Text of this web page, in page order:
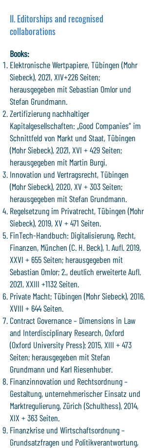
II. Editorships and recognised
collaborations
Books:
Elektronische Wertpapiere, Tübingen (Mohr
Siebeck), 2021, XIV+226 Seiten;
herausgegeben mit Sebastian Omlor und
Stefan Grundmann.
Zertifizierung nachhaltiger
Kapitalgesellschaften: „Good Companies“ im
Schnittfeld von Markt und Staat, Tübingen
(Mohr Siebeck), 2021, XVI + 429 Seiten;
herausgegeben mit Martin Burgi.
Innovation und Vertragsrecht, Tübingen
(Mohr Siebeck), 2020, XV + 303 Seiten;
herausgegeben mit Stefan Grundmann.
Regelsetzung im Privatrecht, Tübingen (Mohr
Siebeck), 2019, XV + 471 Seiten.
FinTech-Handbuch: Digitalisierung, Recht,
Finanzen, München (C. H. Beck), 1. Aufl. 2019,
XXVI + 655 Seiten; herausgegeben mit
Sebastian Omlor; 2., deutlich erweiterte Aufl.
2021, XXIII +1132 Seiten.
Private Macht; Tübingen (Mohr Siebeck), 2016,
XVIII + 644 Seiten.
Contract Governance – Dimensions in Law
and Interdisciplinary Research, Oxford
(Oxford University Press); 2015, XIII + 473
Seiten; herausgegeben mit Stefan
Grundmann und Karl Riesenhuber.
Finanzinnovation und Rechtsordnung –
Gestaltung, unternehmerischer Einsatz und
Marktregulierung, Zürich (Schulthess), 2014,
XIX + 363 Seiten.
Finanzkrise und Wirtschaftsordnung –
Grundsatzfragen und Politikverantwortung,